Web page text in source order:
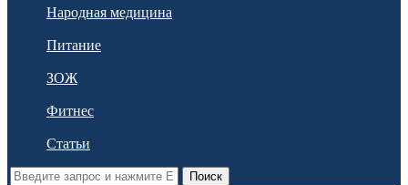
Народная медицина
Питание
ЗОЖ
Фитнес
Статьи
Поиск